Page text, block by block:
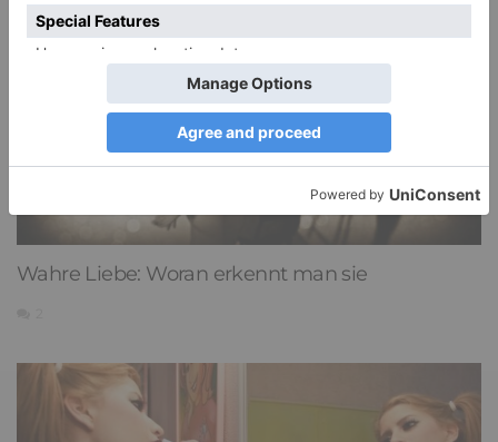
Wahre Liebe: Woran erkennt man sie